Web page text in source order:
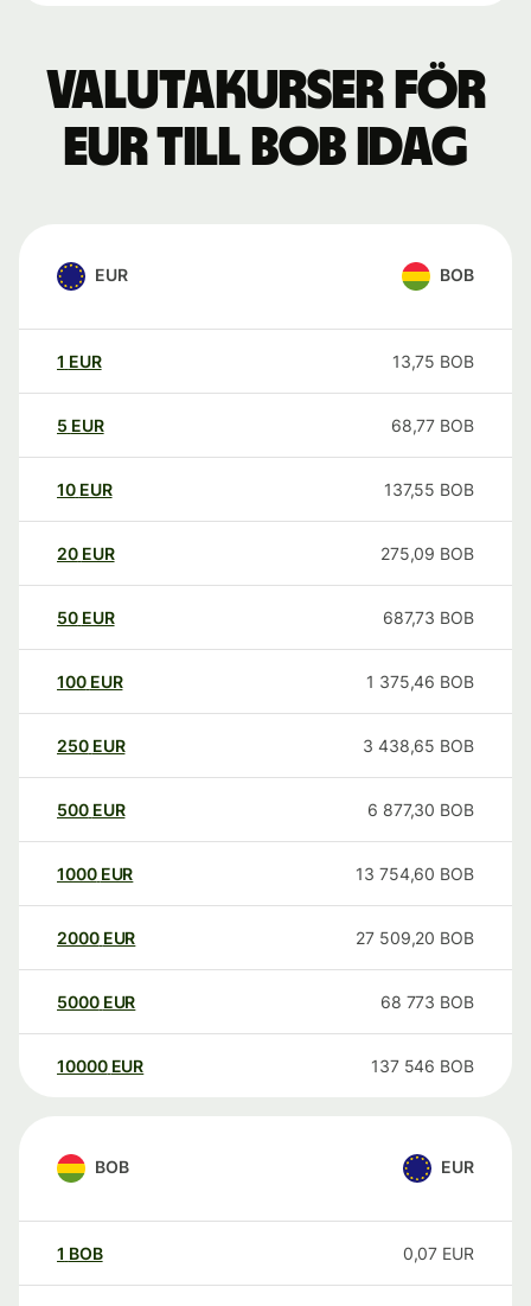
Valutakurser för
EUR till BOB idag
EUR BOB
1 EUR 13,75 BOB
5 EUR 68,77 BOB
10 EUR 137,55 BOB
20 EUR 275,09 BOB
50 EUR 687,73 BOB
100 EUR 1 375,46 BOB
250 EUR 3 438,65 BOB
500 EUR 6 877,30 BOB
1000 EUR 13 754,60 BOB
2000 EUR 27 509,20 BOB
5000 EUR 68 773 BOB
10000 EUR 137 546 BOB
BOB EUR
1 BOB 0,07 EUR